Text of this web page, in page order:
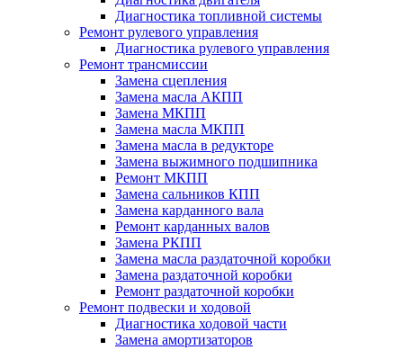
Диагностика топливной системы
Ремонт рулевого управления
Диагностика рулевого управления
Ремонт трансмиссии
Замена сцепления
Замена масла АКПП
Замена МКПП
Замена масла МКПП
Замена масла в редукторе
Замена выжимного подшипника
Ремонт МКПП
Замена сальников КПП
Замена карданного вала
Ремонт карданных валов
Замена РКПП
Замена масла раздаточной коробки
Замена раздаточной коробки
Ремонт раздаточной коробки
Ремонт подвески и ходовой
Диагностика ходовой части
Замена амортизаторов